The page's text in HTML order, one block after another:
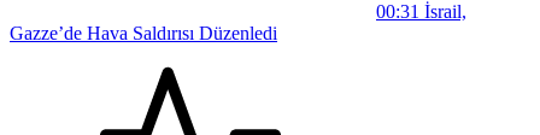
00:31 İsrail,
Gazze’de Hava Saldırısı Düzenledi